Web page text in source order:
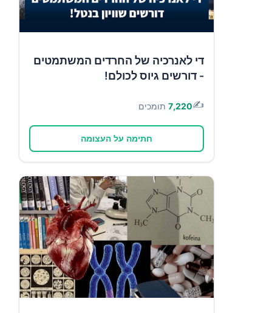
די לאנרכיה של החרדים המשתמטים
- דורשים גיוס לכולם!
✍️
7,220 תומכים
חתימה על העצומה